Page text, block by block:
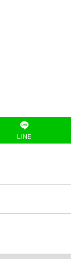
LINE